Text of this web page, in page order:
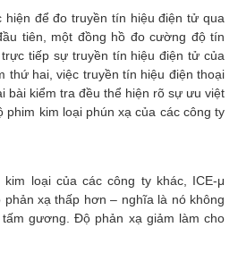
để đo truyền tín hiệu điện tử qua
tiên, một đồng hồ đo cường độ tín
tiếp sự truyền tín hiệu điện tử của
thứ hai, việc truyền tín hiệu điện thoại
bài kiểm tra đều thể hiện rõ sự ưu việt
phim kim loại phún xạ của các công ty
loại của các công ty khác, ICE-μ
xạ thấp hơn – nghĩa là nó không
gương. Độ phản xạ giảm làm cho